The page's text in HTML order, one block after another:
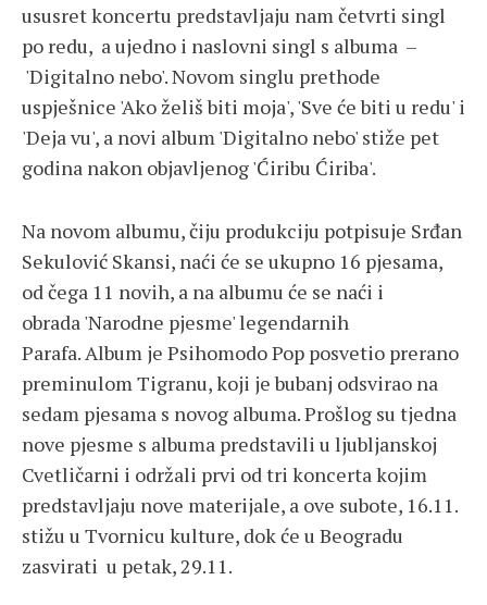
ususret koncertu predstavljaju nam četvrti singl
po redu, a ujedno i naslovni singl s albuma –
'Digitalno nebo'. Novom singlu prethode
uspješnice 'Ako želiš biti moja', 'Sve će biti u redu' i
'Deja vu', a novi album 'Digitalno nebo' stiže pet
godina nakon objavljenog 'Ćiribu Ćiriba'.
Na novom albumu, čiju produkciju potpisuje Srđan
Sekulović Skansi, naći će se ukupno 16 pjesama,
od čega 11 novih, a na albumu će se naći i
obrada 'Narodne pjesme' legendarnih
Parafa. Album je Psihomodo Pop posvetio prerano
preminulom Tigranu, koji je bubanj odsvirao na
sedam pjesama s novog albuma. Prošlog su tjedna
nove pjesme s albuma predstavili u ljubljanskoj
Cvetličarni i održali prvi od tri koncerta kojim
predstavljaju nove materijale, a ove subote, 16.11.
stižu u Tvornicu kulture, dok će u Beogradu
zasvirati u petak, 29.11.